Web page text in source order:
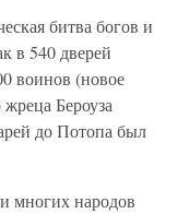
битва богов и
в 540 дверей
воинов (новое
Бероуза
до Потопа был
многих народов